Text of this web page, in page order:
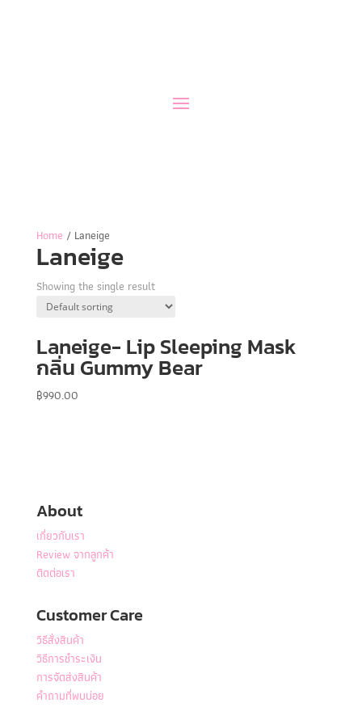
Home / Laneige
Laneige
Showing the single result
Laneige- Lip Sleeping Mask
กลิ่น Gummy Bear
฿990.00
About
เกี่ยวกับเรา
Review จากลูกค้า
ติดต่อเรา
Customer Care
วิธีสั่งสินค้า
วิธีการชำระเงิน
การจัดส่งสินค้า
คำถามที่พบบ่อย